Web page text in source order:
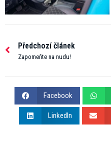
Předchozí článek
Zapomeňte na nudu!
Facebook
LinkedIn